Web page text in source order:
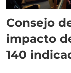
Consejo
impacto
140